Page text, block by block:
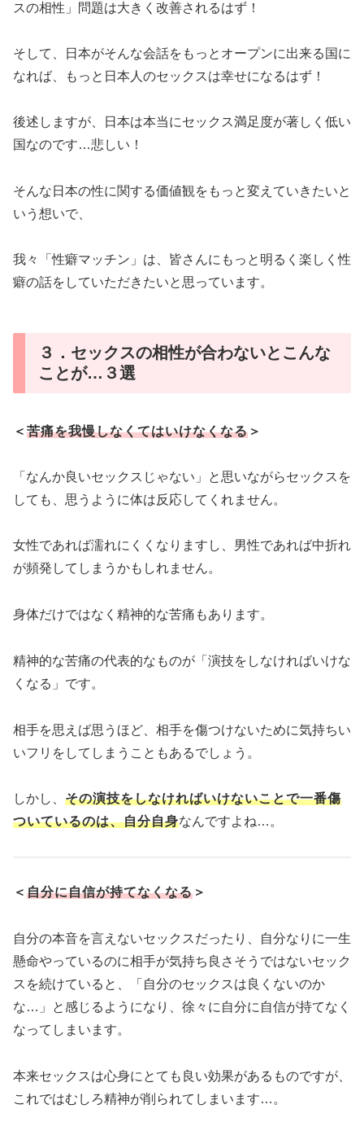
スの相性」問題は大きく改善されるはず！
そして、日本がそんな会話をもっとオープンに出来る国に
なれば、もっと日本人のセックスは幸せになるはず！
後述しますが、日本は本当にセックス満足度が著しく低い
国なのです…悲しい！
そんな日本の性に関する価値観をもっと変えていきたいと
いう想いで、
我々「性癖マッチン」は、皆さんにもっと明るく楽しく性
癖の話をしていただきたいと思っています。
３．セックスの相性が合わないとこんな
ことが…３選
＜ 苦痛を我慢しなくてはいけなくなる ＞
「なんか良いセックスじゃない」と思いながらセックスを
しても、思うように体は反応してくれません。
女性であれば濡れにくくなりますし、男性であれば中折れ
が頻発してしまうかもしれません。
身体だけではなく精神的な苦痛もあります。
精神的な苦痛の代表的なものが「演技をしなければいけな
くなる」です。
相手を思えば思うほど、相手を傷つけないために気持ちい
いフリをしてしまうこともあるでしょう。
しかし、 その演技をしなければいけないことで一番傷
ついているのは、自分自身なんですよね…。
＜ 自分に自信が持てなくなる ＞
自分の本音を言えないセックスだったり、自分なりに一生
懸命やっているのに相手が気持ち良さそうではないセック
スを続けていると、「自分のセックスは良くないのか
な…」と感じるようになり、徐々に自分に自信が持てなく
なってしまいます。
本来セックスは心身にとても良い効果があるものですが、
これではむしろ精神が削られてしまいます…。